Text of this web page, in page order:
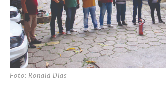
Foto: Ronald Dias